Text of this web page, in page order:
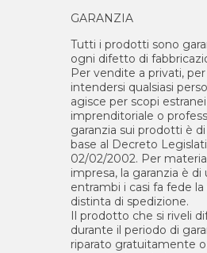
GARANZIA
Tutti i prodotti sono
ogni difetto di
Per vendite a privati,
intendersi qualsiasi
agisce per scopi
imprenditoriale o
garanzia sui prodotti è
base al Decreto
02/02/2002. Per
impresa, la garanzia è di
entrambi i casi fa fede la
distinta di spedizione.
Il prodotto che si riveli
durante il periodo di
riparato gratuitamente